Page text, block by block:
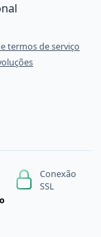
termos de serviço
Conexão
SSL